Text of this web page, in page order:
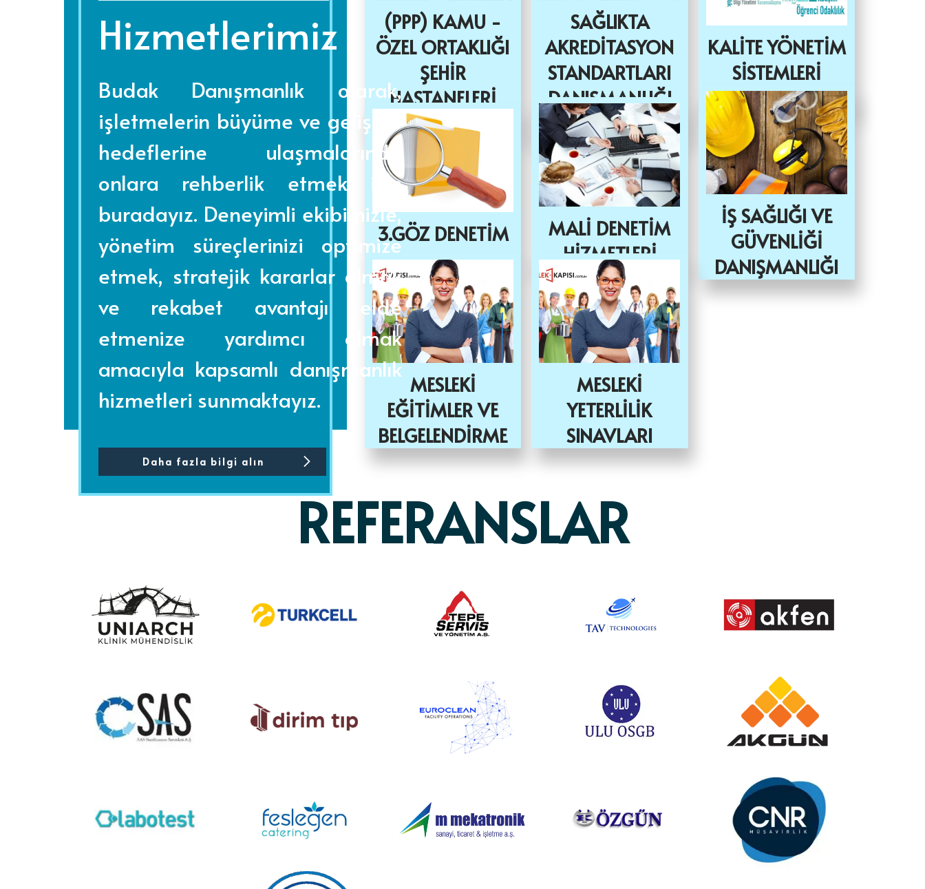
Hizmetlerimiz
Budak Danışmanlık olarak,
işletmelerin büyüme ve gelişme
hedeflerine ulaşmalarında
onlara rehberlik etmek için
buradayız. Deneyimli ekibimizle,
yönetim süreçlerinizi optimize
etmek, stratejik kararlar almak
ve rekabet avantajı elde
etmenize yardımcı olmak
amacıyla kapsamlı danışmanlık
hizmetleri sunmaktayız.
Daha fazla bilgi alın
(PPP) KAMU -
ÖZEL ORTAKLIĞI
ŞEHİR
HASTANELERİ
DANIŞMANLIĞI
SAĞLIKTA
AKREDİTASYON
STANDARTLARI
DANIŞMANLIĞI
(SAS)
KALİTE YÖNETİM
SİSTEMLERİ
DANIŞMANLIĞI
3.GÖZ DENETİM
MALİ DENETİM
HİZMETLERİ
İŞ SAĞLIĞI VE
GÜVENLİĞİ
DANIŞMANLIĞI
MESLEKİ
EĞİTİMLER VE
BELGELENDİRME
MESLEKİ
YETERLİLİK
SINAVLARI
REFERANSLAR